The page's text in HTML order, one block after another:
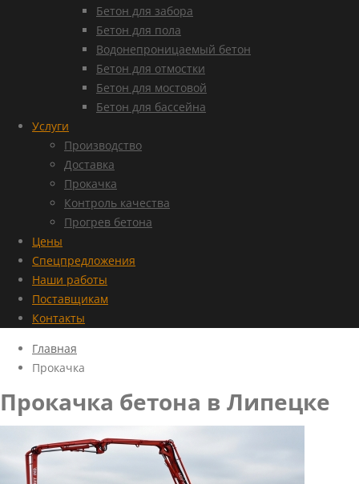
Бетон для забора
Бетон для пола
Водонепроницаемый бетон
Бетон для отмостки
Бетон для мостовой
Бетон для бассейна
Услуги
Производство
Доставка
Прокачка
Контроль качества
Прогрев бетона
Цены
Спецпредложения
Наши работы
Поставщикам
Контакты
Главная
Прокачка
Прокачка бетона в Липецке